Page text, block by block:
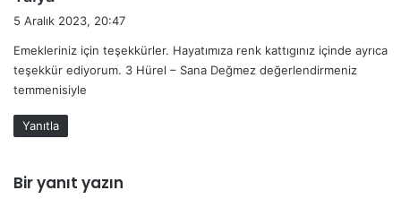
i
k
i
:
5 Aralık 2023, 20:47
Emekleriniz için teşekkürler. Hayatımıza renk kattıgınız içinde ayrıca
teşekkür ediyorum. 3 Hürel – Sana Değmez değerlendirmeniz
temmenisiyle
Yanıtla
Bir yanıt yazın